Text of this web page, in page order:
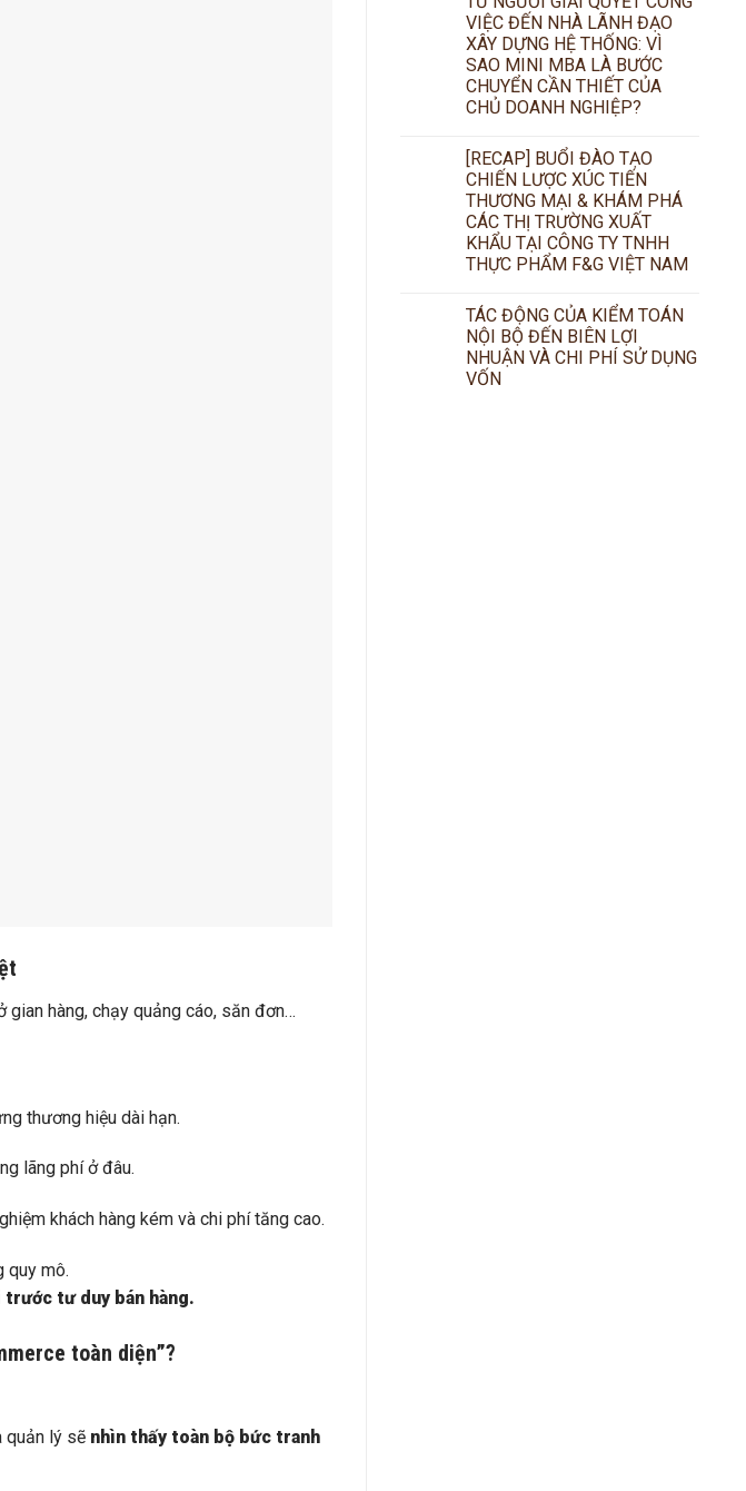
hàng, chạy quảng cáo, săn đơn…
thương hiệu dài hạn.
lãng phí ở đâu.
khách hàng kém và chi phí tăng cao.
quy mô.
tư duy bán hàng.
toàn diện”?
quản lý sẽ nhìn thấy toàn bộ bức tranh
VIỆC ĐẾN NHÀ LÃNH ĐẠO
XÂY DỰNG HỆ THỐNG: VÌ
SAO MINI MBA LÀ BƯỚC
CHUYỂN CẦN THIẾT CỦA
CHỦ DOANH NGHIỆP?
[RECAP] BUỔI ĐÀO TẠO
CHIẾN LƯỢC XÚC TIẾN
THƯƠNG MẠI & KHÁM PHÁ
CÁC THỊ TRƯỜNG XUẤT
KHẨU TẠI CÔNG TY TNHH
THỰC PHẨM F&G VIỆT NAM
TÁC ĐỘNG CỦA KIỂM TOÁN
NỘI BỘ ĐẾN BIÊN LỢI
NHUẬN VÀ CHI PHÍ SỬ DỤNG
VỐN